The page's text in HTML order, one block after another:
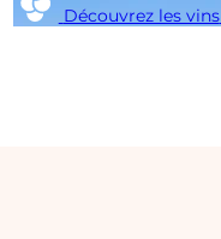
Découvrez les vins